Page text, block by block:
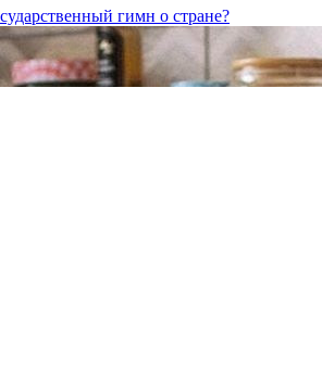
гимн о стране?